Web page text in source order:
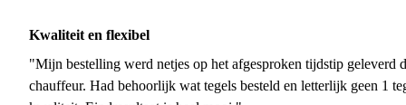
Kwaliteit en flexibel
"Mijn bestelling werd netjes op het afgesproken tijdstip geleverd
chauffeur. Had behoorlijk wat tegels besteld en letterlijk geen 1